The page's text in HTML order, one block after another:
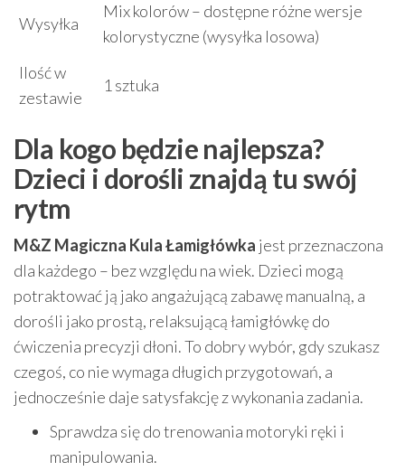
Wysyłka
Mix kolorów – dostępne różne wersje
kolorystyczne (wysyłka losowa)
Ilość w
zestawie
1 sztuka
Dla kogo będzie najlepsza?
Dzieci i dorośli znajdą tu swój
rytm
M&Z Magiczna Kula Łamigłówka jest przeznaczona
dla każdego – bez względu na wiek. Dzieci mogą
potraktować ją jako angażującą zabawę manualną, a
dorośli jako prostą, relaksującą łamigłówkę do
ćwiczenia precyzji dłoni. To dobry wybór, gdy szukasz
czegoś, co nie wymaga długich przygotowań, a
jednocześnie daje satysfakcję z wykonania zadania.
Sprawdza się do trenowania motoryki ręki i
manipulowania.